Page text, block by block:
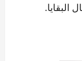
البقايا.